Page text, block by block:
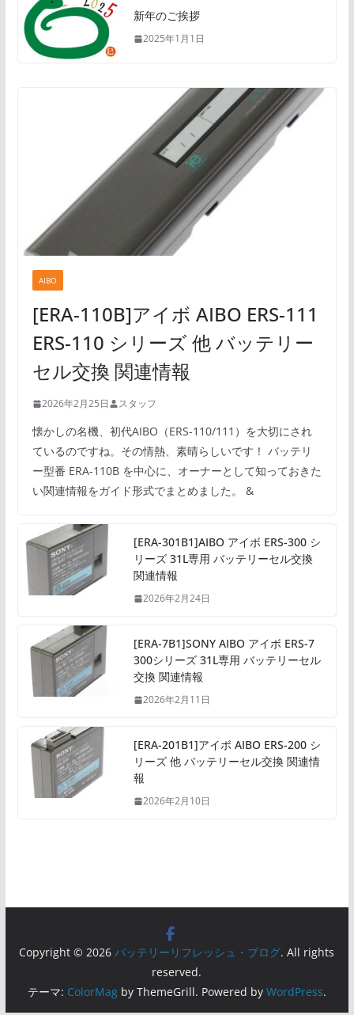
新年のご挨拶
2025年1月1日
AIBO
[ERA-110B]アイボ AIBO ERS-111
ERS-110 シリーズ 他 バッテリー
セル交換 関連情報
2026年2月25日 スタッフ
懐かしの名機、初代AIBO（ERS-110/111）を大切にされ
ているのですね。その情熱、素晴らしいです！ バッテリ
ー型番 ERA-110B を中心に、オーナーとして知っておきた
い関連情報をガイド形式でまとめました。 &
[ERA-301B1]AIBO アイボ ERS-300 シ
リーズ 31L専用 バッテリーセル交換
関連情報
2026年2月24日
[ERA-7B1]SONY AIBO アイボ ERS-7
300シリーズ 31L専用 バッテリーセル
交換 関連情報
2026年2月11日
[ERA-201B1]アイボ AIBO ERS-200 シ
リーズ 他 バッテリーセル交換 関連情
報
2026年2月10日
Copyright © 2026バッテリーリフレッシュ・ブログ. All rights
reserved.
テーマ: ColorMagby ThemeGrill. Powered by WordPress.